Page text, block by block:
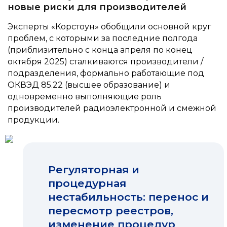
новые риски для производителей
Эксперты «Корстоун» обобщили основной круг
проблем, с которыми за последние полгода
(приблизительно с конца апреля по конец
октября 2025) сталкиваются производители /
подразделения, формально работающие под
ОКВЭД 85.22 (высшее образование) и
одновременно выполняющие роль
производителей радиоэлектронной и смежной
продукции.
Регуляторная и
процедурная
нестабильность: перенос и
пересмотр реестров,
изменение процедур